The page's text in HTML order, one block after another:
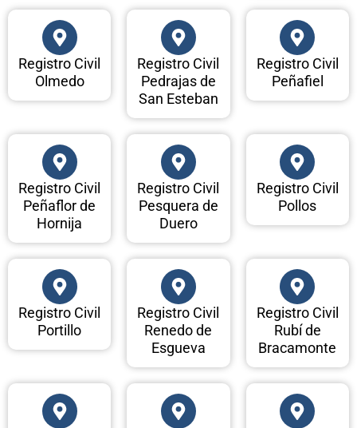
Registro Civil
Olmedo
Registro Civil
Pedrajas de
San Esteban
Registro Civil
Peñafiel
Registro Civil
Peñaflor de
Hornija
Registro Civil
Pesquera de
Duero
Registro Civil
Pollos
Registro Civil
Portillo
Registro Civil
Renedo de
Esgueva
Registro Civil
Rubí de
Bracamonte